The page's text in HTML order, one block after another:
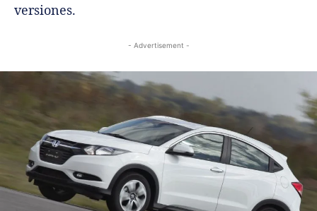
versiones.
- Advertisement -